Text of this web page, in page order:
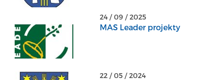
24 / 09 / 2025
MAS Leader projekty
22 / 05 / 2024